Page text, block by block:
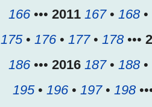
166••• 2011 167• 168•
175• 176• 177• 178•••
186••• 2016 187• 188•
195• 196• 197• 198